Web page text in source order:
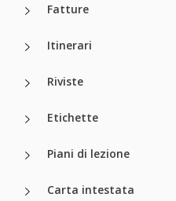
Fatture
Itinerari
Riviste
Etichette
Piani di lezione
Carta intestata